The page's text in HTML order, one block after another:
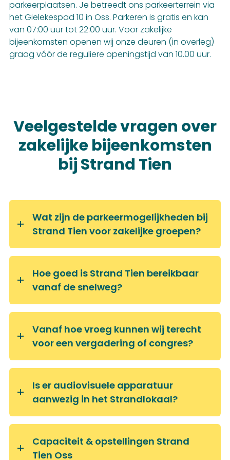
parkeerplaatsen. Je betreedt ons parkeerterrein via
het Gielekespad 10 in Oss. Parkeren is gratis en kan
van 07:00 uur tot 22:00 uur. Voor zakelijke
bijeenkomsten openen wij onze deuren (in overleg)
graag vóór de reguliere openingstijd van 10.00 uur.
Veelgestelde vragen over
zakelijke bijeenkomsten
bij Strand Tien
Wat zijn de parkeermogelijkheden bij
Strand Tien voor zakelijke groepen?
Hoe goed is Strand Tien bereikbaar
vanaf de snelweg?
Vanaf hoe vroeg kunnen wij terecht
voor een vergadering of congres?
Is er audiovisuele apparatuur
aanwezig in het Strandlokaal?
Capaciteit & opstellingen Strand
Tien Oss